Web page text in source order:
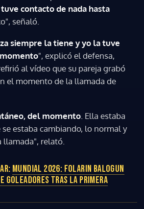
suscribirte a nuestro boletín.
contacto de nada hasta
o", señaló.
siempre la tiene y yo la tuve
", explicó el defensa,
al vídeo que su pareja grabó
el momento de la llamada de
del momento . Ella estaba
estaba cambiando, lo normal y
relató.
MUNDIAL 2026: FOLARIN BALOGUN
GOLEADORES TRAS LA PRIMERA